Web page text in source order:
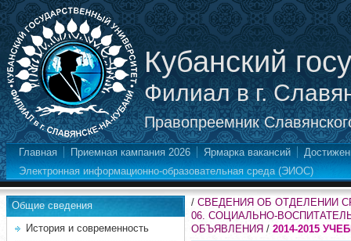
Кубанский
Филиал в г.
Правопреемник
Главная Приемная кампания 2026 Ярмарка вакансий
Электронная информационно-образовательная среда (ЭИОС)
Общие сведения
История и современность
/ СВЕДЕНИЯ ОБ ОТДЕЛЕНИИ
06. СОЦИАЛЬНО-
ОБЪЯВЛЕНИЯ / 2014-2015